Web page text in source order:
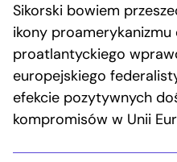
Sikorski bowiem
ikony
proatlantyckiego
europejskiego
efekcie pozytywnych
kompromisów w Unii